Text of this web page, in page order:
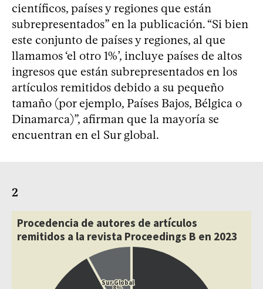
científicos, países y regiones que están
subrepresentados” en la publicación. “Si bien
este conjunto de países y regiones, al que
llamamos ‘el otro 1%’, incluye países de altos
ingresos que están subrepresentados en los
artículos remitidos debido a su pequeño
tamaño (por ejemplo, Países Bajos, Bélgica o
Dinamarca)”, afirman que la mayoría se
encuentran en el Sur global.
2